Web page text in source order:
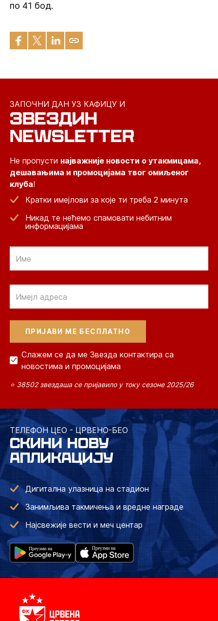
по 41 бод.
ЗАПОЧНИ ДАН УЗ КАФИЦУ И
ЗВЕЗДИН
NEWSLETTER
Не пропусти најважније новости о утакмицама,
дешавањима и промоцијама твог омиљеног
клуба!
Кратки имејлови за које ти треба 2 минута
Никад те нећемо спамовати небитним
информацијама
Слажем се да ме Звезда контактира са
новостима и промоцијама
⭐ 38502 звездаша се пријавило у току сезоне 2025/26
ТЕЛЕФОН ЦЕО - ЦРВЕНО-БЕО
СКИНИ НОВУ
АПЛИКАЦИЈУ
Дигитална улазница на стадион
Занимљива такмичења и вредне награде
Најсвежије вести и меч центар